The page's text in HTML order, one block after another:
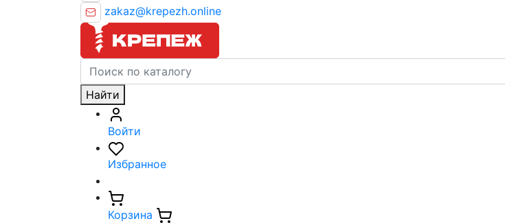
zakaz@krepezh.online
Найти
Войти
Избранное
Корзина